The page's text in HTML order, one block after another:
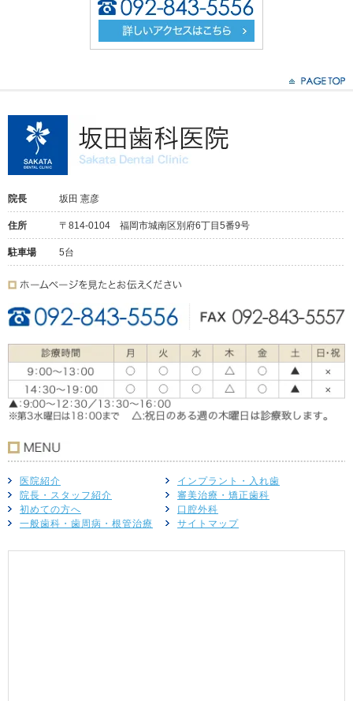
院長 坂田 憲彦
住所 〒814-0104 福岡市城南区別府6丁目5番9号
駐車場 5台
医院紹介
院長・スタッフ紹介
初めての方へ
一般歯科・歯周病・根管治療
インプラント・入れ歯
審美治療・矯正歯科
口腔外科
サイトマップ